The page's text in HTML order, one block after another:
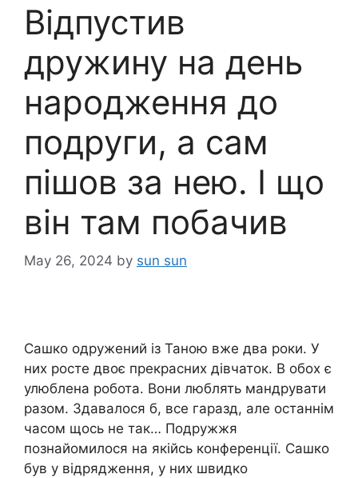
Відпустив
дружину на день
народження до
подруги, а сам
пішов за нею. І що
він там побачив
May 26, 2024 by sun sun
Сашко одружений із Таною вже два роки. У
них росте двоє прекрасних дівчаток. В обох є
улюблена робота. Вони люблять мандрувати
разом. Здавалося б, все гаразд, але останнім
часом щось не так… Подружжя
познайомилося на якійсь конференції. Сашко
був у відрядження, у них швидко